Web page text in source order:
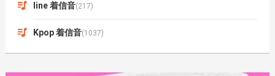
line 着信音(217)
Kpop 着信音(1037)